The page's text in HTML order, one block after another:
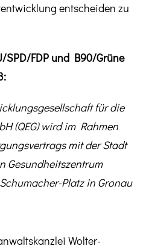
entscheiden zu
SPD/FDP und B90/Grüne
für die
(QEG) wird im Rahmen
mit der Stadt
Gesundheitszentrum
Platz in Gronau
Wolter-